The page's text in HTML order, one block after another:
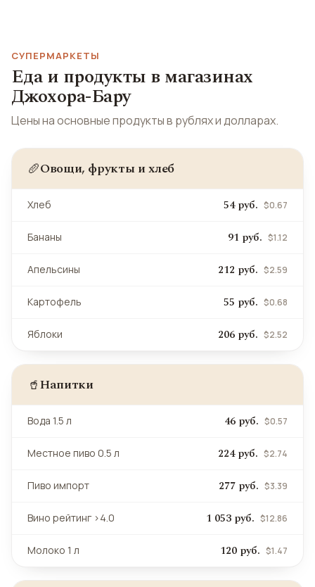
СУПЕРМАРКЕТЫ
Еда и продукты в магазинах
Джохора-Бару
Цены на основные продукты в рублях и долларах.
🥖Овощи, фрукты и хлеб
Хлеб 54 руб. $0.67
Бананы 91 руб. $1.12
Апельсины 212 руб. $2.59
Картофель 55 руб. $0.68
Яблоки 206 руб. $2.52
🥤Напитки
Вода 1.5 л 46 руб. $0.57
Местное пиво 0.5 л 224 руб. $2.74
Пиво импорт 277 руб. $3.39
Вино рейтинг >4.0 1 053 руб. $12.86
Молоко 1 л 120 руб. $1.47